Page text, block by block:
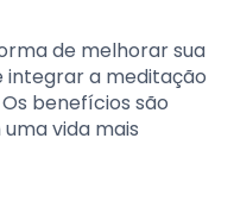
de melhorar sua
integrar a meditação
benefícios são
vida mais